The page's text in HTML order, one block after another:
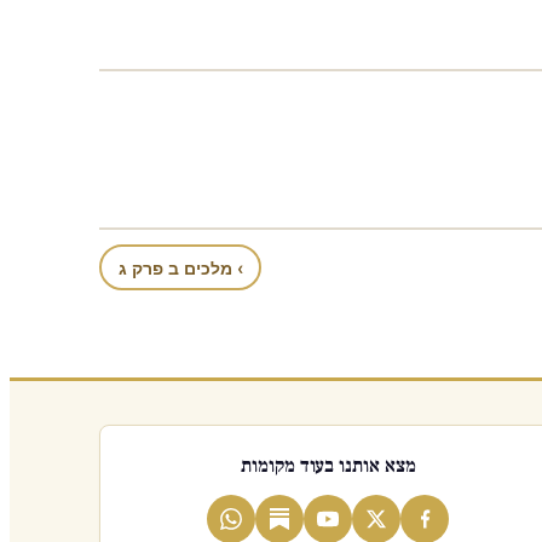
› מלכים ב פרק ג
מצא אותנו בעוד מקומות